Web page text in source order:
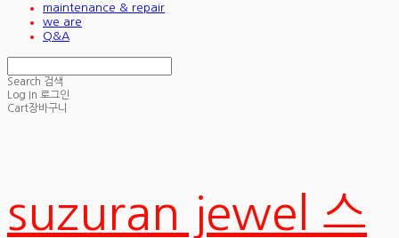
maintenance & repair
we are
Q&A
Search 검색
Log In 로그인
Cart장바구니
suzuran jewel 스